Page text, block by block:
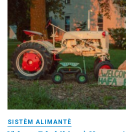
SISTÈM ALIMANTÈ